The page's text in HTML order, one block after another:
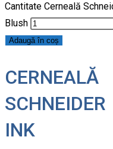
Cantitate Cerneală
Blush
Adaugă în coș
CERNEALĂ
SCHNEIDER
INK